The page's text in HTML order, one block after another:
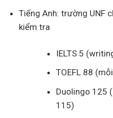
Tiếng Anh: trường UNF
kiểm tra
IELTS 5
TOEFL 88
Duolingo 125
115)